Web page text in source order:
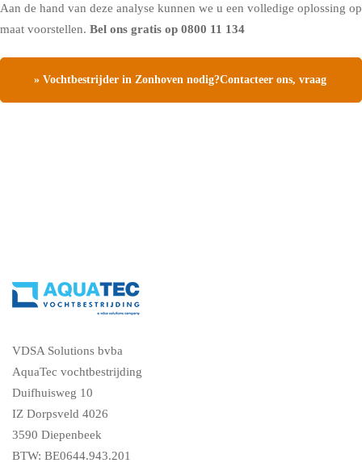
Aan de hand van deze analyse kunnen we u een volledige oplossing op
maat voorstellen. Bel ons gratis op 0800 11 134
» Vochtbestrijder in Zonhoven nodig?Contacteer ons, vraag
VDSA Solutions bvba
AquaTec vochtbestrijding
Duifhuisweg 10
IZ Dorpsveld 4026
3590 Diepenbeek
BTW: BE0644.943.201